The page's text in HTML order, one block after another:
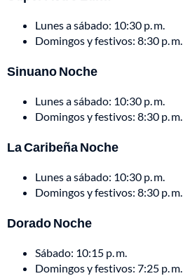
Lunes a sábado: 10:30 p. m.
Domingos y festivos: 8:30 p. m.
Sinuano Noche
Lunes a sábado: 10:30 p. m.
Domingos y festivos: 8:30 p. m.
La Caribeña Noche
Lunes a sábado: 10:30 p. m.
Domingos y festivos: 8:30 p. m.
Dorado Noche
Sábado: 10:15 p. m.
Domingos y festivos: 7:25 p. m.